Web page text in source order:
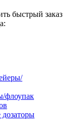
быстрый заказ
флоупак